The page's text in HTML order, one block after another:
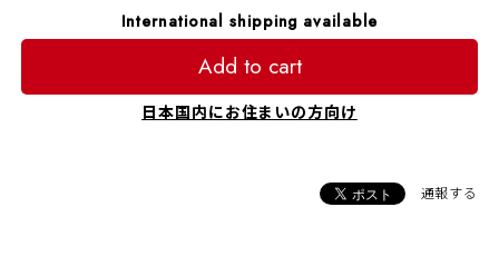
International shipping available
Add to cart
日本国内にお住まいの方向け
通報する